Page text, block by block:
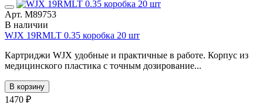
Арт. М89753
В наличии
WJX 19RMLT 0.35 коробка 20 шт
Картриджи WJX удобные и практичные в работе. Корпус из
медицинского пластика с точным дозирование...
В корзину
1470 ₽